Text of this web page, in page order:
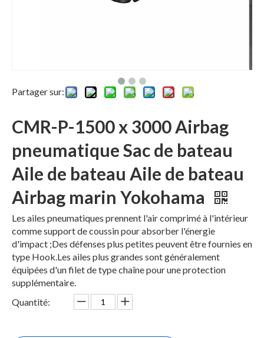
Partager sur:
CMR-P-1500 x 3000 Airbag
pneumatique Sac de bateau
Aile de bateau Aile de bateau
Airbag marin Yokohama
Les ailes pneumatiques prennent l'air comprimé à l'intérieur
comme support de coussin pour absorber l'énergie
d'impact ;Des défenses plus petites peuvent être fournies en
type Hook.Les ailes plus grandes sont généralement
équipées d'un filet de type chaîne pour une protection
supplémentaire.
Quantité: